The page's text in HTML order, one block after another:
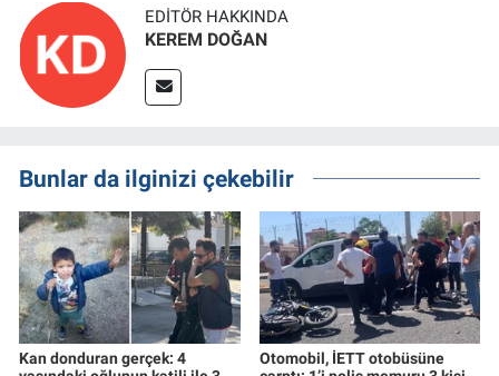
EDITÖR HAKKINDA
KEREM DOĞAN
Bunlar da ilginizi çekebilir
Kan donduran gerçek: 4
Otomobil, İETT otobüsüne